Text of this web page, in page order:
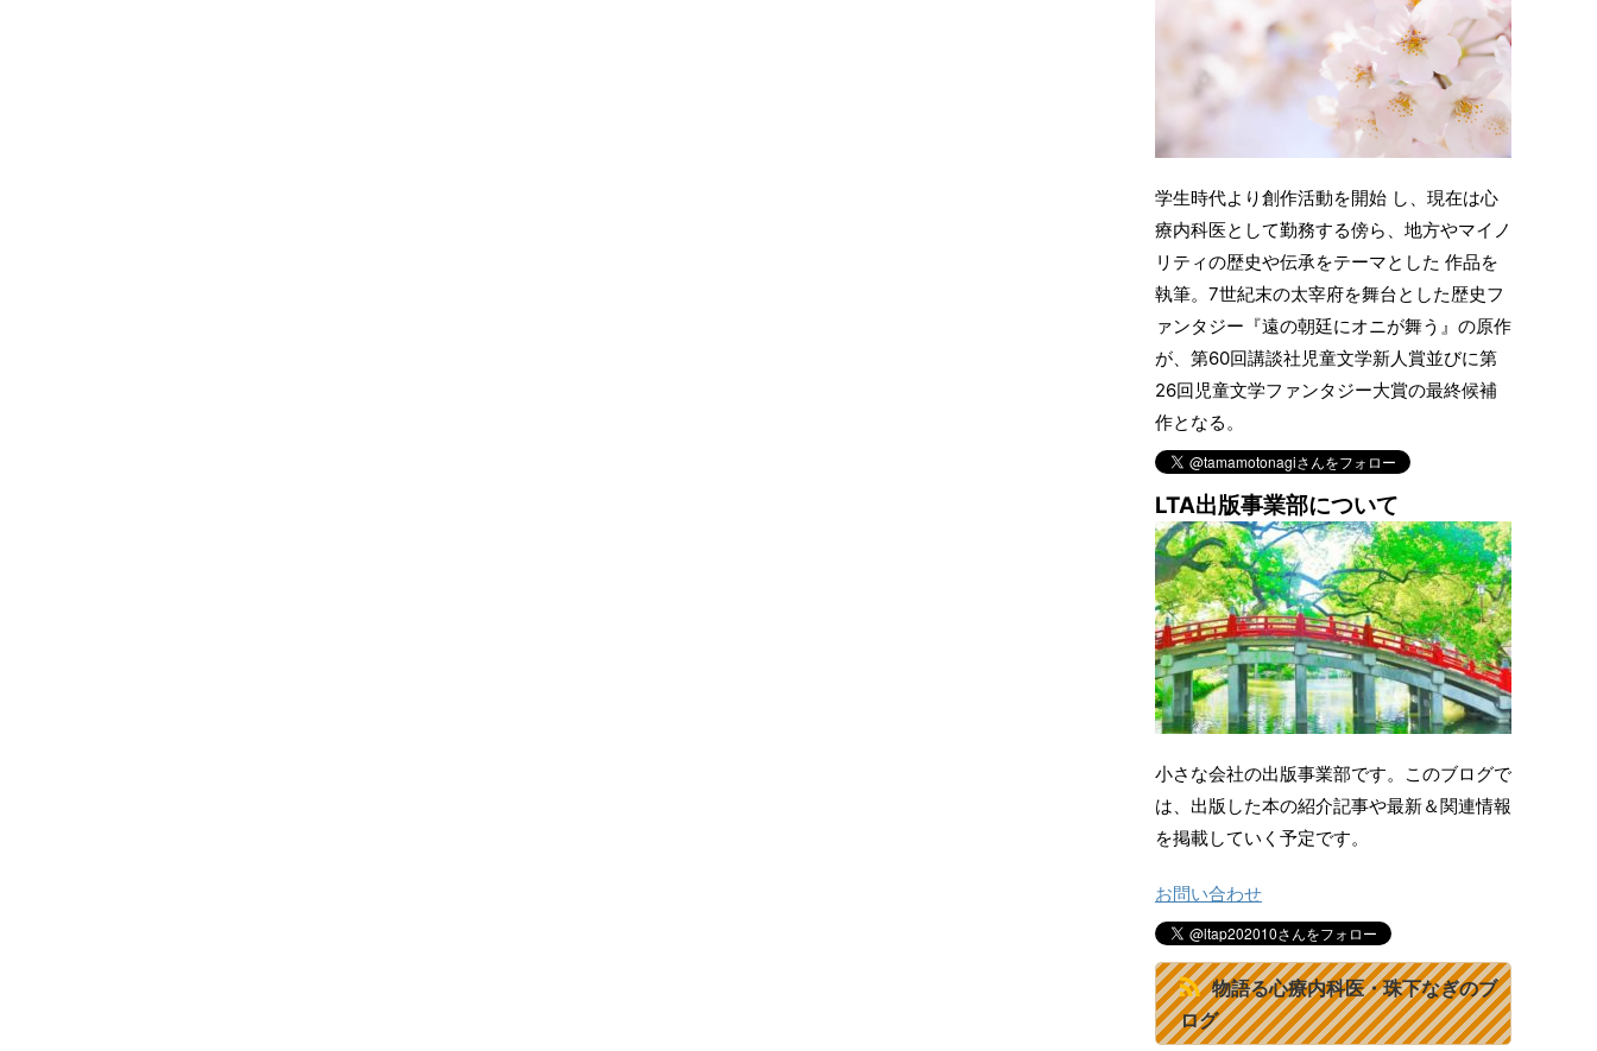
学生時代より創作活動を開始 し、現在は心
療内科医として勤務する傍ら、地方やマイノ
リティの歴史や伝承をテーマとした 作品を
執筆。7世紀末の太宰府を舞台とした歴史フ
ァンタジー『遠の朝廷にオニが舞う』の原作
が、第60回講談社児童文学新人賞並びに第
26回児童文学ファンタジー大賞の最終候補
作となる。
LTA出版事業部について
小さな会社の出版事業部です。このブログで
は、出版した本の紹介記事や最新＆関連情報
を掲載していく予定です。
お問い合わせ
物語る心療内科医・珠下なぎのブ
ログ